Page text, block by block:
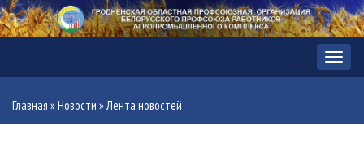
Меню
Главная »Новости »Лента новостей